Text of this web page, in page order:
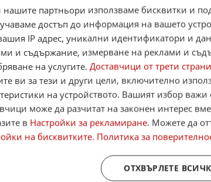
Дизелът поскъпна с над 17% за един
Цените на горивата на дребно в България са
последния месец, като дизелът е поскъпнал
данни на платформ ...
партньори използваме бисквитки и
достъп до информация на вашето
IP адрес, уникални идентификатори и
и съдържание, измерване на реклами и
на услугите. Доставчици от трети
ви за тези и други цели, включително
на устройството. Вашият избор важи
може да разчитат на законен интерес
в Настройки за рекламиране. Можете да
на бисквитките. Политика за
ОТХВЪРЛЕТЕ